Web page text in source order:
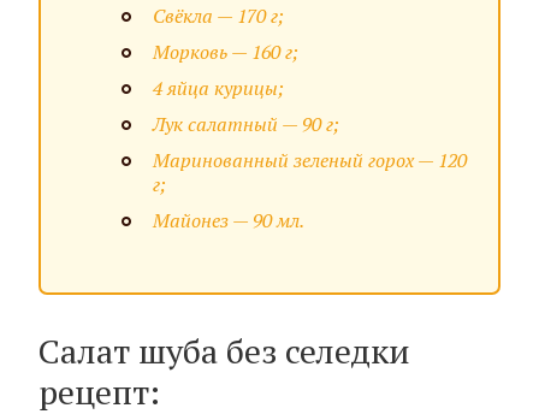
Свёкла — 170 г;
Морковь — 160 г;
4 яйца курицы;
Лук салатный — 90 г;
Маринованный зеленый горох — 120
г;
Майонез — 90 мл.
Салат шуба без селедки
рецепт: